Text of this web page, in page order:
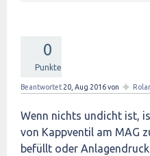
0
Punkte
Beantwortet 20, Aug 2016von ✦
Wenn nichts undicht ist,
von Kappventil am MAG
befüllt oder